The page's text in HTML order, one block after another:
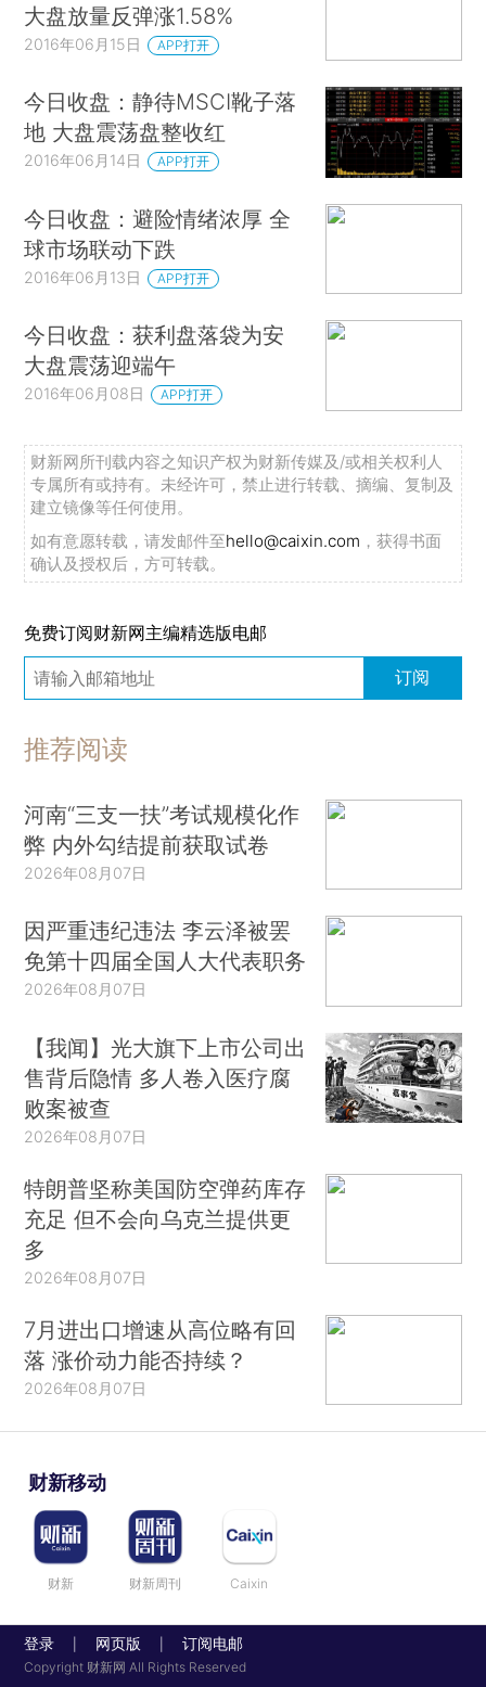
大盘放量反弹涨1.58%
2016年06月15日 APP打开
今日收盘：静待MSCI靴子落
地 大盘震荡盘整收红
2016年06月14日 APP打开
今日收盘：避险情绪浓厚 全
球市场联动下跌
2016年06月13日 APP打开
今日收盘：获利盘落袋为安
大盘震荡迎端午
2016年06月08日 APP打开
财新网所刊载内容之知识产权为财新传媒及/或相关权利人
专属所有或持有。未经许可，禁止进行转载、摘编、复制及
建立镜像等任何使用。
如有意愿转载，请发邮件至hello@caixin.com ，获得书面
确认及授权后，方可转载。
免费订阅财新网主编精选版电邮
订阅
推荐阅读
河南“三支一扶”考试规模化作
弊 内外勾结提前获取试卷
2026年08月07日
因严重违纪违法 李云泽被罢
免第十四届全国人大代表职务
2026年08月07日
【我闻】光大旗下上市公司出
售背后隐情 多人卷入医疗腐
败案被查
2026年08月07日
特朗普坚称美国防空弹药库存
充足 但不会向乌克兰提供更
多
2026年08月07日
7月进出口增速从高位略有回
落 涨价动力能否持续？
2026年08月07日
财新移动
财新 财新周刊 Caixin
登录 网页版 订阅电邮
Copyright 财新网 All Rights Reserved